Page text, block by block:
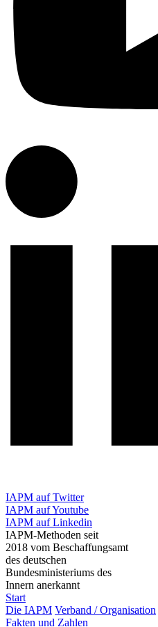
IAPM auf Twitter
IAPM auf Youtube
IAPM auf Linkedin
IAPM-Methoden seit
2018 vom Beschaffungsamt
des deutschen
Bundesministeriums des
Innern anerkannt
Start
Die IAPM Verband / Organisation
Fakten und Zahlen